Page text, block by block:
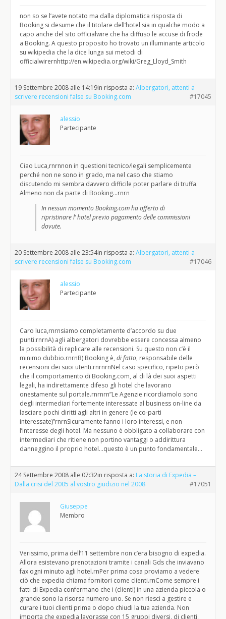
non so se l’avete notato ma dalla diplomatica risposta di
Booking si desume che il titolare dell’hotel sia in qualche modo a
capo anche del sito officialwire che ha diffuso le accuse di frode
a Booking. A questo proposito ho trovato un illuminante articolo
su wikipedia che la dice lunga sui metodi di
officialwirernhttp://en.wikipedia.org/wiki/Greg_Lloyd_Smith
19 Settembre 2008 alle 14:19in risposta a: Albergatori, attenti a
scrivere recensioni false su Booking.com
#17045
alessio
Partecipante
Ciao Luca,rnrnnon in questioni tecnico/legali semplicemente
perché non ne sono in grado, ma nel caso che stiamo
discutendo mi sembra davvero difficile poter parlare di truffa.
Almeno non da parte di Booking…rnrn
In nessun momento Booking.com ha offerto di
ripristinare l’ hotel previo pagamento delle commissioni
dovute.
20 Settembre 2008 alle 23:54in risposta a: Albergatori, attenti a
scrivere recensioni false su Booking.com
#17046
alessio
Partecipante
Caro luca,rnrnsiamo completamente d’accordo su due
punti:rnrnA) agli albergatori dovrebbe essere concessa almeno
la possibilità di replicare alle recensioni. Su questo non c’è il
minimo dubbio.rnrnB) Booking è, di fatto, responsabile delle
recensioni dei suoi utenti.rnrnrnNel caso specifico, ripeto però
che il comportamento di Booking.com, al di là dei suoi aspetti
legali, ha indirettamente difeso gli hotel che lavorano
onestamente sul portale.rnrnrn”Le Agenzie ricordiamolo sono
degli intermediari fortemente interessate al business on-line da
lasciare pochi diritti agli altri in genere (le co-parti
interessate)”rnrnSicuramente fanno i loro interessi, e non
l’interesse degli hotel. Ma nessuno è obbligato a collaborare con
intermediari che ritiene non portino vantaggi o addirittura
danneggino il proprio hotel…questo è un punto fondamentale…
24 Settembre 2008 alle 07:32in risposta a: La storia di Expedia –
Dalla crisi del 2005 al vostro giudizio nel 2008
#17051
Giuseppe
Membro
Verissimo, prima dell’11 settembre non c’era bisogno di expedia.
Allora esistevano prenotazioni tramite i canali Gds che inviavano
fax ogni minuto agli hotel.rnPer prima cosa proviamo a vedere
ciò che expedia chiama fornitori come clienti.rnCome sempre i
fatti di Expedia confermano che i (clienti) in una azienda piccola o
grande sono la risorsa numero uno. Se non riesci a gestire e
curare i tuoi clienti prima o dopo chiudi la tua azienda. Non
importa che expedia lavorasse con 15 gruppi diversi, di clienti,